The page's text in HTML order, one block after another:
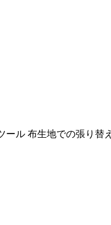
ル 布生地での張り替